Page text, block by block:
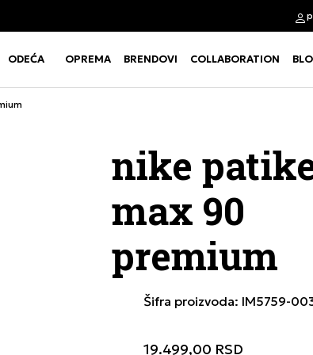
Use shift+Enter to open or close
ODEĆA Use shift+Enter to open or close
OPREMA BRENDOVI COLLABORATION
nike
max 90
premium
Šifra proizvoda: IM5759-
19.499,00 RSD